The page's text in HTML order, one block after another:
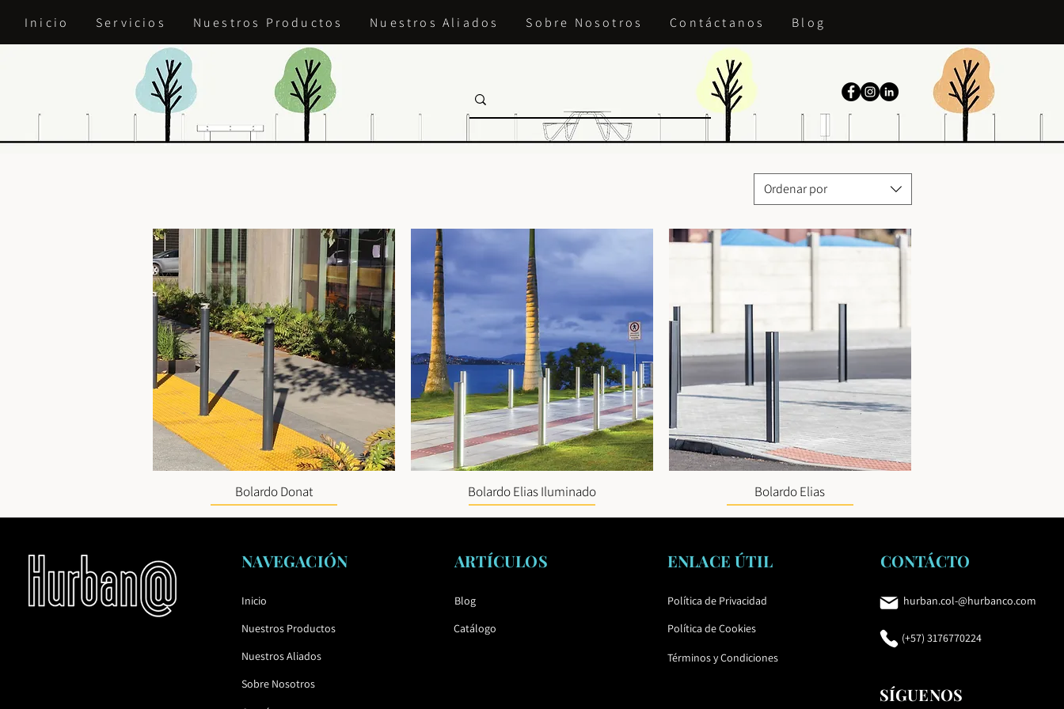
Inicio Servicios Nuestros Productos Nuestros Aliados Sobre Nosotros Contáctanos Blog
Ordenar por
Bolardo Donat Bolardo Elias Iluminado Bolardo Elias
NAVEGACIÓN
Inicio
Nuestros Productos
Nuestros Aliados
Sobre Nosotros
ARTÍCULOS
Blog
Catálogo
ENLACE ÚTIL
Política de Privacidad
Política de Cookies
Términosy Condiciones
CONTÁCTO
hurban.col-@hurbanco.com
(+57) 3176770224
SÍGUENOS